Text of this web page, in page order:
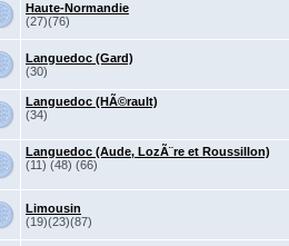
Haute-Normandie
(27)(76)
Languedoc (Gard)
(30)
Languedoc (HÃ©rault)
(34)
Languedoc (Aude, LozÃ¨re et Roussillon)
(11) (48) (66)
Limousin
(19)(23)(87)